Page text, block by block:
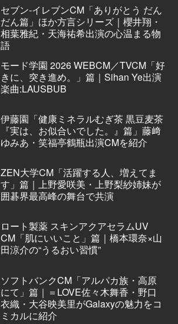
セブン‐イレブンCM「ありがとう だん
だん篇」ほか方言シリーズ｜櫻井翔・
相葉雅紀・天海祐希出演の心温まる物
語
モード学園 2026 WEBCM／TVCM「好
きに、突き進め。」篇｜Sihan Ye出演
楽曲:LAUSBUB
伊藤園「健康ミネラルむぎ茶 黒豆麦茶
『実は、お似合いでした。』篇」藤﨑
ゆみあ・笑福亭鶴瓶出演CMを紹介
ZEN大学CM「活躍する人、増えてま
す」篇｜上野愛咲美・上野梨紗姉妹が
囲碁界最高峰の舞台で共演
ロート製薬 スキンアクアセラムUV
CM「肌にいいこと」篇｜橋本環奈×山
田涼介の“うるおい習慣”
ソフトバンクCM「アルパカ族・高原
にて」篇｜＝LOVE佐々木舞香・野口
衣織・大谷映美里がGalaxyの魅力をコ
ミカルに紹介